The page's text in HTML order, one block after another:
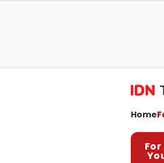
Home
For